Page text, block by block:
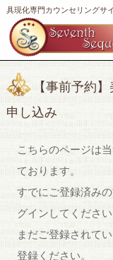
具現化専門カウンセリングサ
【事前予約】美優先生の電話セッションのお
申し込み
こちらのページは
ております。
すでにご登録済み
グインしてください
まだご登録されて
登録ください。